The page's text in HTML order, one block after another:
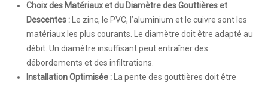
Choix des Matériaux et du Diamètre des Gouttières et
Descentes :
Le zinc, le PVC, l’aluminium et le cuivre sont les
matériaux les plus courants. Le diamètre doit être adapté au
débit. Un diamètre insuffisant peut entraîner des
débordements et des infiltrations.
Installation Optimisée :
La pente des gouttières doit être